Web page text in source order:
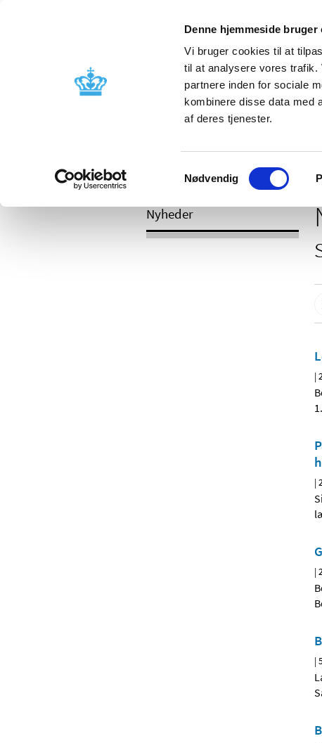
Denne hjemmeside bruger
Vi bruger cookies til at
til at analysere vores trafik.
partnere inden for sociale
kombinere disse data med
af deres tjenester.
Samtykkevalg
Nødvendig
Godkendelse og
Bivirkninger
/ Kategori / Nyheder om
Nyheder
|
|
|
|